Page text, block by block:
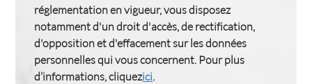
réglementation en vigueur, vous disposez
notamment d'un droit d'accès, de rectification,
d'opposition et d'effacement sur les données
personnelles qui vous concernent. Pour plus
d’informations, cliquezici.